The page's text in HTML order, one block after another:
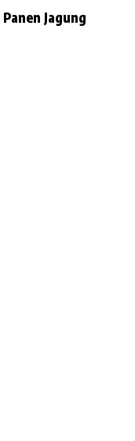
Panen Jagung